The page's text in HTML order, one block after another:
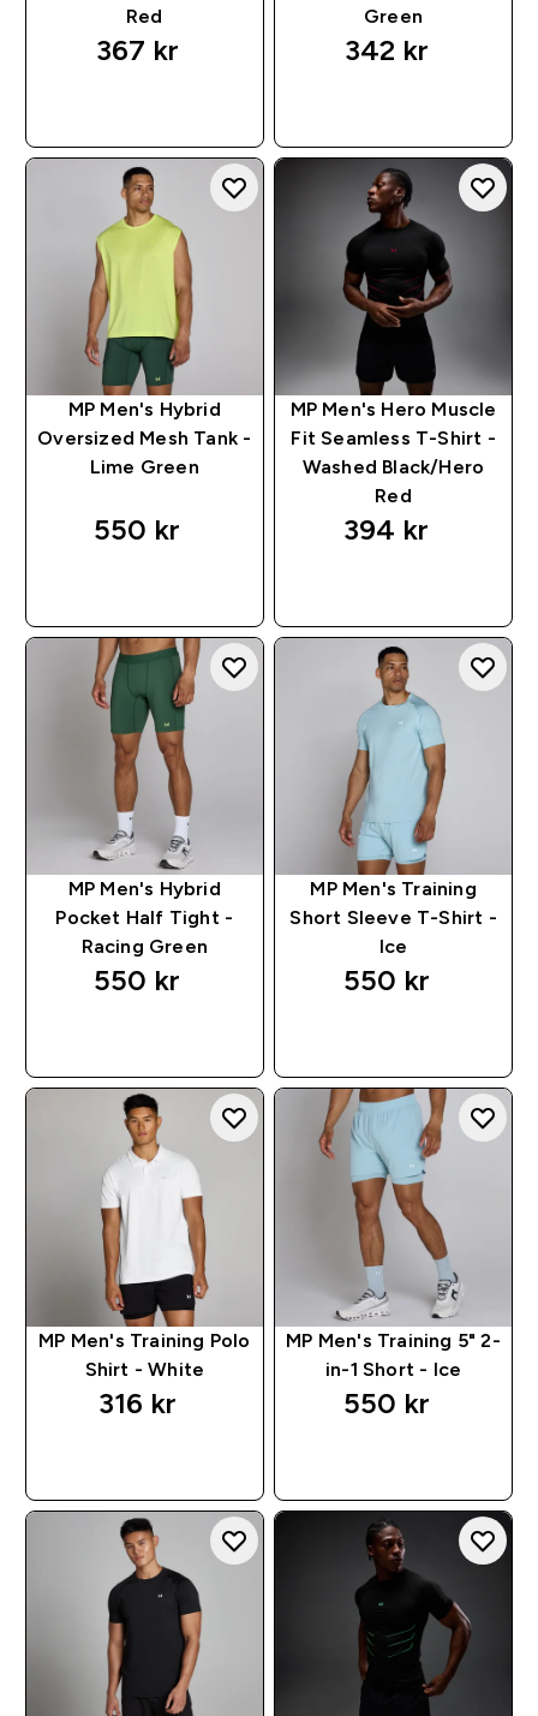
Red
367 kr‎
Green
342 kr‎
MP Men's Hybrid
Oversized Mesh Tank -
Lime Green
550 kr‎
MP Men's Hero Muscle
Fit Seamless T-Shirt -
Washed Black/Hero
Red
394 kr‎
MP Men's Hybrid
Pocket Half Tight -
Racing Green
550 kr‎
MP Men's Training
Short Sleeve T-Shirt -
Ice
550 kr‎
MP Men's Training Polo
Shirt - White
316 kr‎
MP Men's Training 5" 2-
in-1 Short - Ice
550 kr‎